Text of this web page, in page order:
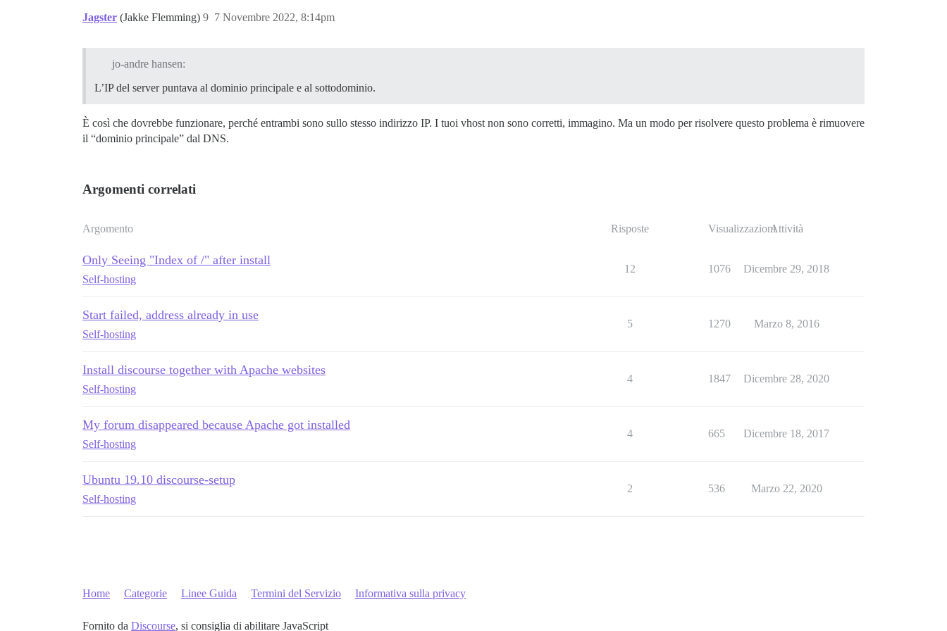
Jagster (Jakke Flemming) 7 Novembre 2022, 8:14pm
9
jo-andre hansen:
L’IP del server puntava al dominio principale e al sottodominio.
È così che dovrebbe funzionare, perché entrambi sono sullo stesso indirizzo IP. I tuoi vhost non sono corretti, immagino. Ma un modo per risolvere questo problema è rimuovere
il “dominio principale” dal DNS.
Argomenti correlati
Argomento Risposte VisualizzazioniAttività
Only Seeing "Index of /" after install
Self-hosting
12 1076 Dicembre 29, 2018
Start failed, address already in use
Self-hosting
5 1270 Marzo 8, 2016
Install discourse together with Apache websites
Self-hosting
4 1847 Dicembre 28, 2020
My forum disappeared because Apache got installed
Self-hosting
4 665 Dicembre 18, 2017
Ubuntu 19.10 discourse-setup
Self-hosting
2 536 Marzo 22, 2020
Home Categorie Linee Guida Termini del Servizio Informativa sulla privacy
Fornito da Discourse, si consiglia di abilitare JavaScript